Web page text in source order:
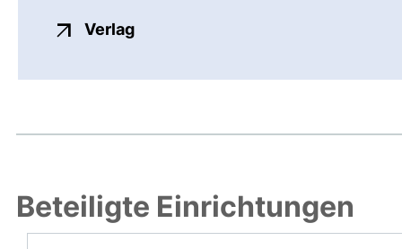
Verlagexterner Link, öffnet neues
Beteiligte Einrichtungen